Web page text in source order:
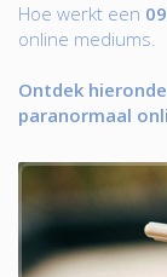
Hoe werkt een
online mediums.
Ontdek
paranormaal